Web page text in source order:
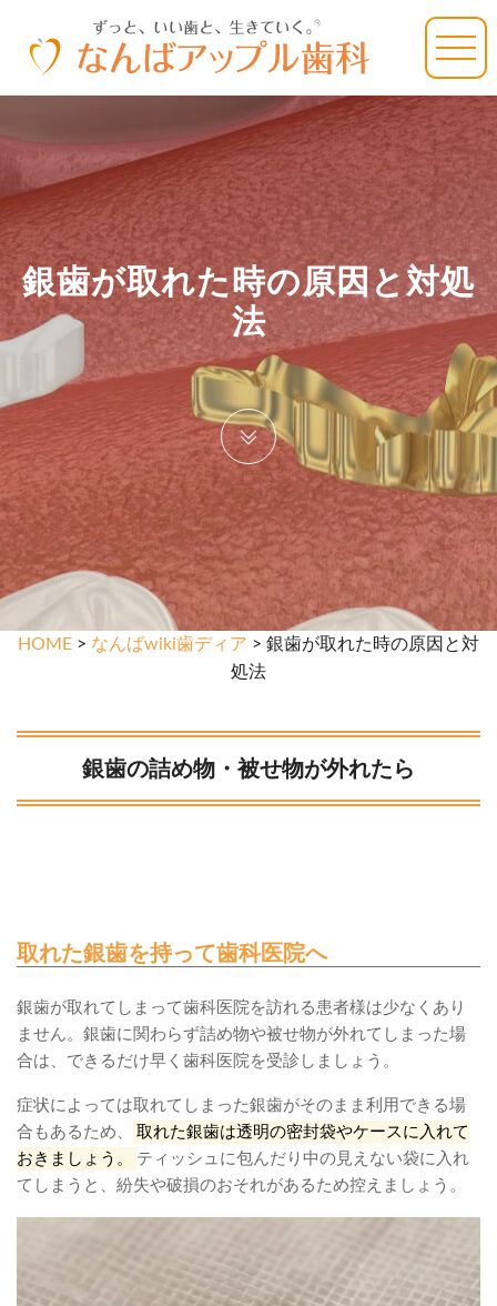
銀歯が取れた時の原因と対処
法
HOME > なんばwiki歯ディア > 銀歯が取れた時の原因と対
処法
銀歯の詰め物・被せ物が外れたら
取れた銀歯を持って歯科医院へ
銀歯が取れてしまって歯科医院を訪れる患者様は少なくあり
ません。銀歯に関わらず詰め物や被せ物が外れてしまった場
合は、できるだけ早く歯科医院を受診しましょう。
症状によっては取れてしまった銀歯がそのまま利用できる場
合もあるため、
取れた銀歯は透明の密封袋やケースに入れて
おきましょう。
ティッシュに包んだり中の見えない袋に入れ
てしまうと、紛失や破損のおそれがあるため控えましょう。